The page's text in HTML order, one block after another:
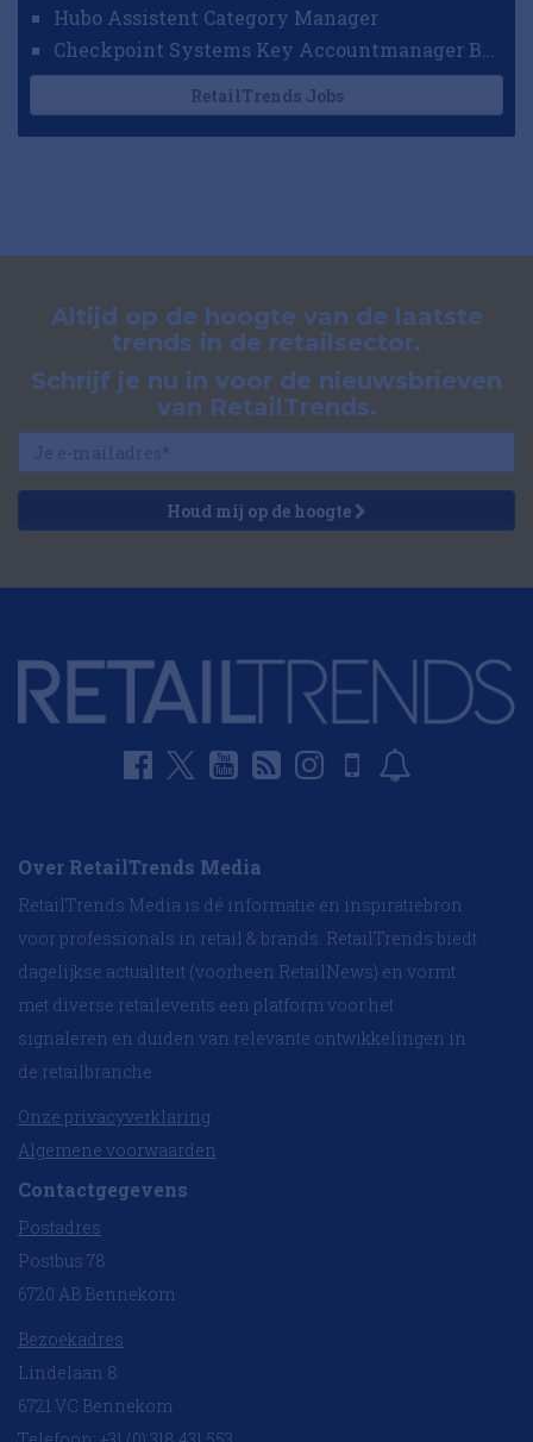
Hubo Assistent Category Manager
Checkpoint Systems Key Accountmanager Benelux
RetailTrends Jobs
Altijd op de hoogte van de laatste
trends in de retailsector.
Schrijf je nu in voor de nieuwsbrieven
van RetailTrends.
Houd mij op de hoogte
Over RetailTrends Media
RetailTrends Media is dé informatie en inspiratiebron
voor professionals in retail & brands. RetailTrends biedt
dagelijkse actualiteit (voorheen RetailNews) en vormt
met diverse retailevents een platform voor het
signaleren en duiden van relevante ontwikkelingen in
de retailbranche.
Onze privacyverklaring
Algemene voorwaarden
Contactgegevens
Postadres
Postbus 78
6720 AB Bennekom
Bezoekadres
Lindelaan 8
6721 VC Bennekom